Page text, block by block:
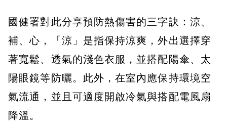
國健署對此分享預防熱傷害的三字訣：涼、
補、心，「涼」是指保持涼爽，外出選擇穿
著寬鬆、透氣的淺色衣服，並搭配陽傘、太
陽眼鏡等防曬。此外，在室內應保持環境空
氣流通，並且可適度開啟冷氣與搭配電風扇
降溫。